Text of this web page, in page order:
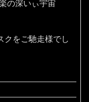
の深いぃ宇宙
クをご馳走様でし